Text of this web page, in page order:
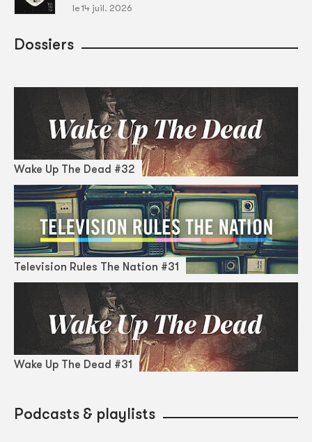
le 14 juil. 2026
Dossiers
Wake Up The Dead #32
Television Rules The Nation #31
Wake Up The Dead #31
Podcasts & playlists